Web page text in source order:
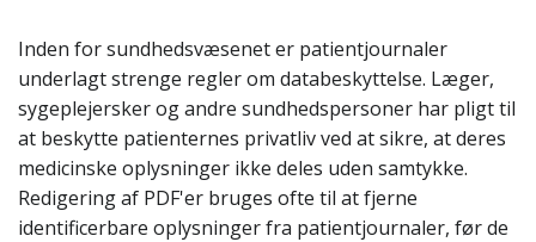
Inden for sundhedsvæsenet er patientjournaler
underlagt strenge regler om databeskyttelse. Læger,
sygeplejersker og andre sundhedspersoner har pligt til
at beskytte patienternes privatliv ved at sikre, at deres
medicinske oplysninger ikke deles uden samtykke.
Redigering af PDF'er bruges ofte til at fjerne
identificerbare oplysninger fra patientjournaler, før de